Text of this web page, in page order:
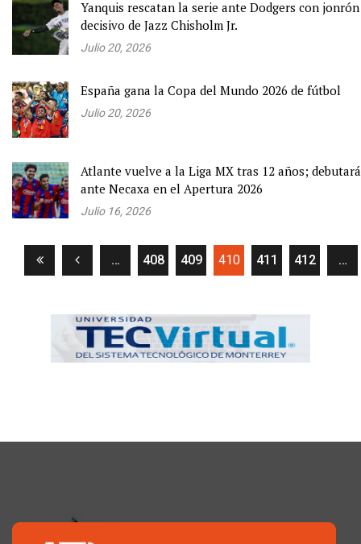
Yanquis rescatan la serie ante Dodgers con jonrón
decisivo de Jazz Chisholm Jr.
Julio 20, 2026
España gana la Copa del Mundo 2026 de fútbol
Julio 20, 2026
Atlante vuelve a la Liga MX tras 12 años; debutará
ante Necaxa en el Apertura 2026
Julio 16, 2026
… 408 409 410(current)
411 412 …